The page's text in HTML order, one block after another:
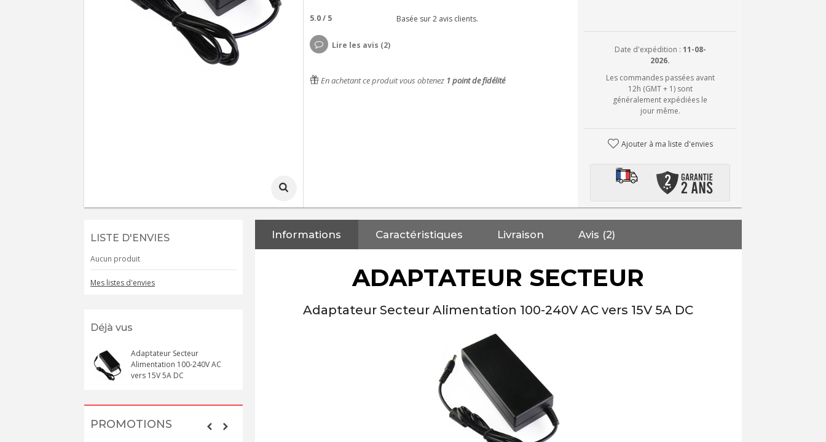
5.0/ 5 Basée sur2avis clients.
Lire les avis (2)
En achetant ce produit vous obtenez 1 point de fidélité
Date d'expédition : 11-08-
2026.
Les commandes passées avant
12h (GMT + 1) sont
généralement expédiées le
jour même.
Ajouter à ma liste d'envies
LISTE D'ENVIES
Aucun produit
Mes listes d'envies
Déjà vus
Adaptateur Secteur
Alimentation 100-240V AC
vers 15V 5A DC
PROMOTIONS
Informations Caractéristiques Livraison Avis (2)
ADAPTATEUR SECTEUR
Adaptateur Secteur Alimentation 100-240V AC vers 15V 5A DC